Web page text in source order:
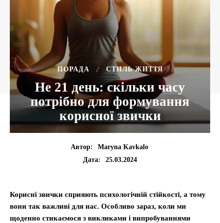
ПОРАДА СТИЛЬ ЖИТТЯ
Не 21 день: скільки часу
потрібно для формування
корисної звички
Автор:
Maryna Kavkalo
Дата:
25.03.2024
Корисні звички сприяють психологічній стійкості, а тому
вони так важливі для нас. Особливо зараз, коли ми
щоденно стикаємося з викликами і випробуваннями